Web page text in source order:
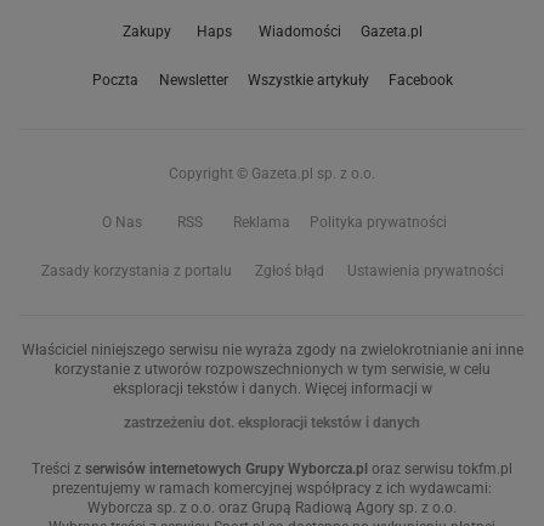
Zakupy Haps Wiadomości Gazeta.pl
Poczta Newsletter Wszystkie artykuły Facebook
Copyright © Gazeta.pl sp. z o.o.
O Nas RSS Reklama Polityka prywatności
Zasady korzystania z portalu Zgłoś błąd Ustawienia prywatności
Właściciel niniejszego serwisu nie wyraża zgody na zwielokrotnianie ani inne
korzystanie z utworów rozpowszechnionych w tym serwisie, w celu
eksploracji tekstów i danych. Więcej informacji w
zastrzeżeniu dot. eksploracji tekstów i danych
Treści z serwisów internetowych Grupy Wyborcza.pl oraz serwisu tokfm.pl
prezentujemy w ramach komercyjnej współpracy z ich wydawcami:
Wyborcza sp. z o.o. oraz Grupą Radiową Agory sp. z o.o.